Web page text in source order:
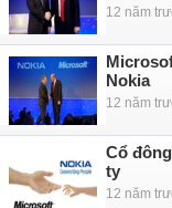
12 năm
Nokia
12 năm
Cổ
ty
12 năm